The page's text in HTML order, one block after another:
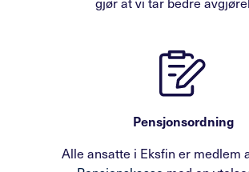
Pensjonsordning
Alle ansatte i Eksfin er medlem